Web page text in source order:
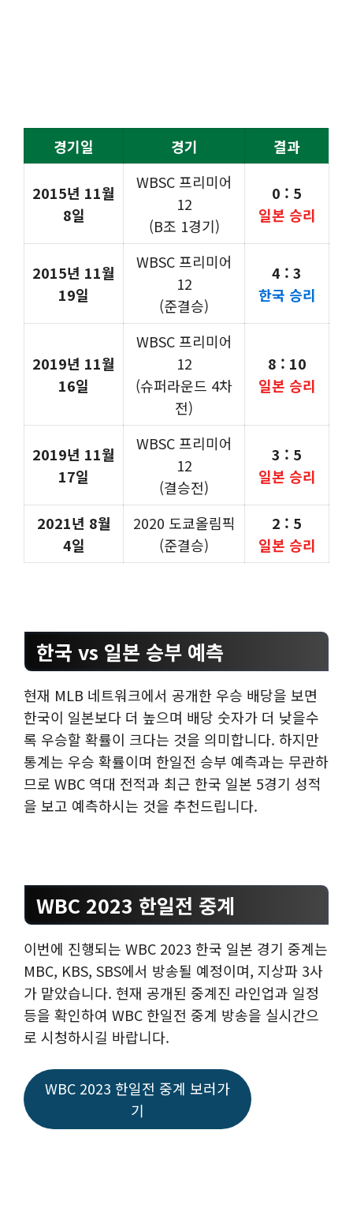
경기일 경기 결과
2015년 11월
8일
WBSC 프리미어
12
(B조 1경기)
0 : 5
일본 승리
2015년 11월
19일
WBSC 프리미어
12
(준결승)
4 : 3
한국 승리
2019년 11월
16일
WBSC 프리미어
12
(슈퍼라운드 4차
전)
8 : 10
일본 승리
2019년 11월
17일
WBSC 프리미어
12
(결승전)
3 : 5
일본 승리
2021년 8월
4일
2020 도쿄올림픽
(준결승)
2 : 5
일본 승리
한국 vs 일본 승부 예측
현재 MLB 네트워크에서 공개한 우승 배당을 보면
한국이 일본보다 더 높으며 배당 숫자가 더 낮을수
록 우승할 확률이 크다는 것을 의미합니다. 하지만
통계는 우승 확률이며 한일전 승부 예측과는 무관하
므로 WBC 역대 전적과 최근 한국 일본 5경기 성적
을 보고 예측하시는 것을 추천드립니다.
WBC 2023 한일전 중계
이번에 진행되는 WBC 2023 한국 일본 경기 중계는
MBC, KBS, SBS에서 방송될 예정이며, 지상파 3사
가 맡았습니다. 현재 공개된 중계진 라인업과 일정
등을 확인하여 WBC 한일전 중계 방송을 실시간으
로 시청하시길 바랍니다.
WBC 2023 한일전 중계 보러가
기